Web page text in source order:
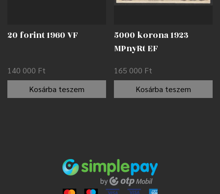
20 forint 1960 VF
140 000 Ft
Kosárba teszem
5000 korona 1923
MPnyRt EF
165 000 Ft
Kosárba teszem